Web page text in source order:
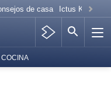
de casa Ictus Kiko
COCINA